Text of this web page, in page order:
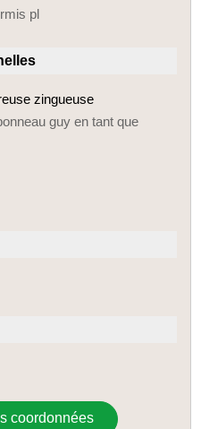
pl
zingueuse
guy en tant que
coordonnées